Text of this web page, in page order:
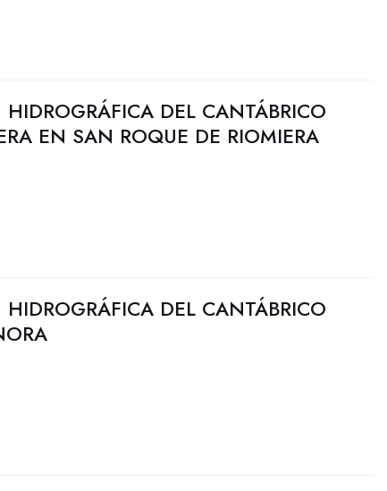
DEL CANTÁBRICO
EN SAN ROQUE DE RIOMIERA
DEL CANTÁBRICO